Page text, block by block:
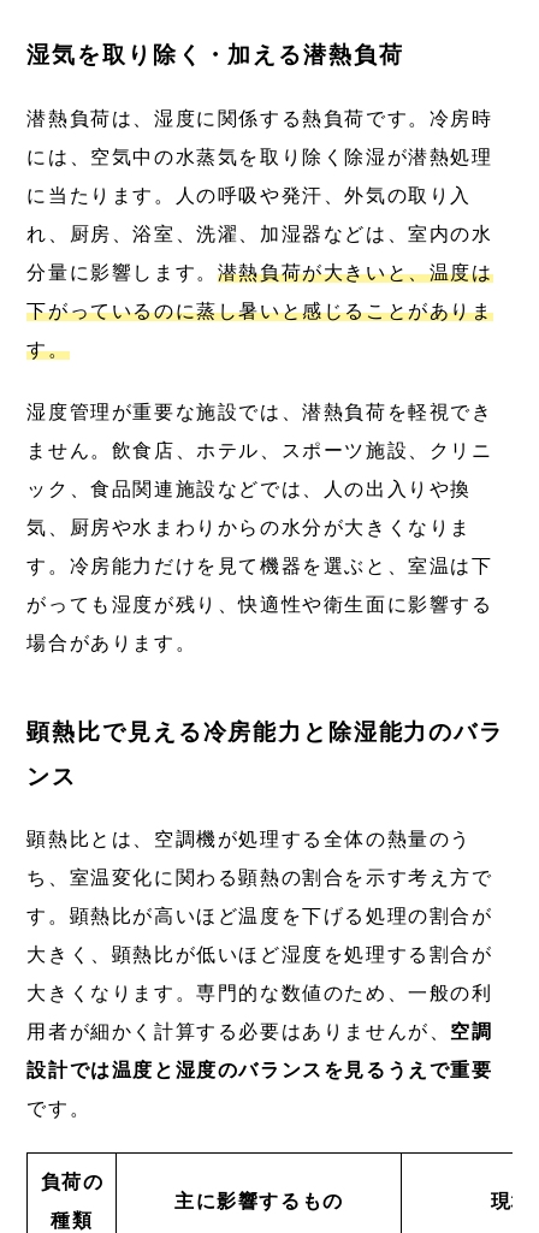
湿気を取り除く・加える潜熱負荷
潜熱負荷は、湿度に関係する熱負荷です。冷房時
には、空気中の水蒸気を取り除く除湿が潜熱処理
に当たります。人の呼吸や発汗、外気の取り入
れ、厨房、浴室、洗濯、加湿器などは、室内の水
分量に影響します。 潜熱負荷が大きいと、温度は
下がっているのに蒸し暑いと感じることがありま
す。
湿度管理が重要な施設では、潜熱負荷を軽視でき
ません。飲食店、ホテル、スポーツ施設、クリニ
ック、食品関連施設などでは、人の出入りや換
気、厨房や水まわりからの水分が大きくなりま
す。冷房能力だけを見て機器を選ぶと、室温は下
がっても湿度が残り、快適性や衛生面に影響する
場合があります。
顕熱比で見える冷房能力と除湿能力のバラ
ンス
顕熱比とは、空調機が処理する全体の熱量のう
ち、室温変化に関わる顕熱の割合を示す考え方で
す。顕熱比が高いほど温度を下げる処理の割合が
大きく、顕熱比が低いほど湿度を処理する割合が
大きくなります。専門的な数値のため、一般の利
用者が細かく計算する必要はありませんが、 空調
設計では温度と湿度のバランスを見るうえで重要
です。
負荷の
種類
主に影響するもの 現場